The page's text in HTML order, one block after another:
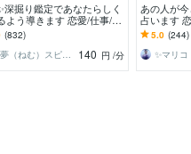
深掘り鑑定であなたらしく
よう導きます 恋愛/仕事/家
関係/誰にも言えない悩み
添います
(832)
猫夢（ねむ）スピリチュアルカウンセラー
140 円 /分
あの人が今
占います
何でも占い
5.0 (244)